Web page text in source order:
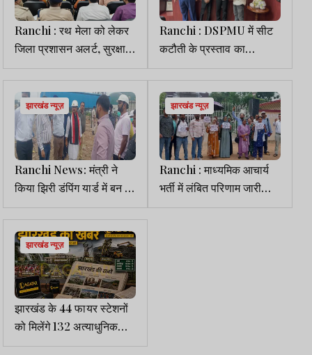
Ranchi : रथ मेला को लेकर
जिला प्रशासन अलर्ट, सुरक्षा-
सुविधा पर विशेष नजर
Ranchi : DSPMU में सीट
कटौती के प्रस्ताव का
आदिवासी छात्र संघ ने किया
विरोध, कुलपति को सौंपा ज्ञापन
झारखंड न्यूज़
Ranchi News: मंत्री ने
किया झिरी डंपिंग यार्ड में बन रहे
बायो गैस प्लांट का निरीक्षण
झारखंड न्यूज़
Ranchi : माध्यमिक आचार्य
भर्ती में लंबित परिणाम जारी
करने की मांग, JSSC कार्यालय
झारखंड न्यूज़
झारखंड के 44 फायर स्टेशनों
को मिलेंगे 132 अत्याधुनिक
दमकल, 58 वाहन पहुंचे रांची